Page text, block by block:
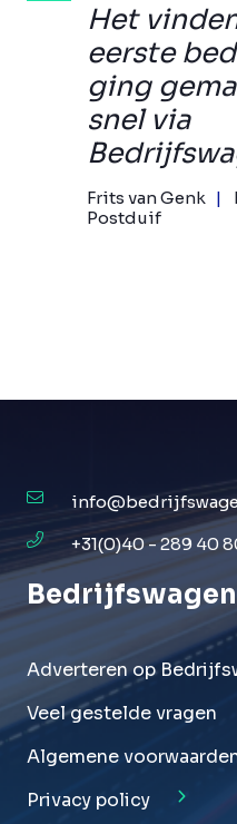
Het
eerste
ging
snel via
Frits van Genk
Postduif
+31(0)40 - 289 40
Bedrijfswagen
Adverteren op
Veel gestelde vragen
Algemene
Privacy policy